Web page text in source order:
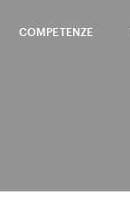
COMPETENZE